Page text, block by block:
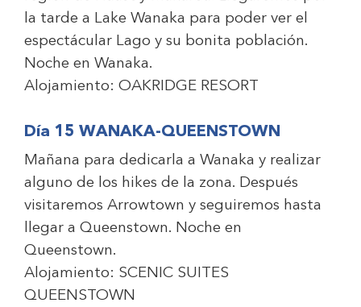
la tarde a Lake Wanaka para poder ver el
espectácular Lago y su bonita población.
Noche en Wanaka.
Alojamiento: OAKRIDGE RESORT
Día 15 WANAKA-QUEENSTOWN
Mañana para dedicarla a Wanaka y realizar
alguno de los hikes de la zona. Después
visitaremos Arrowtown y seguiremos hasta
llegar a Queenstown. Noche en
Queenstown.
Alojamiento: SCENIC SUITES
QUEENSTOWN